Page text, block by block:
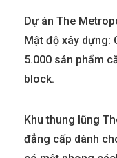
Dự án The
Mật độ xây dựng:
5.000 sản phẩm
block.
Khu thung lũng
đẳng cấp dành